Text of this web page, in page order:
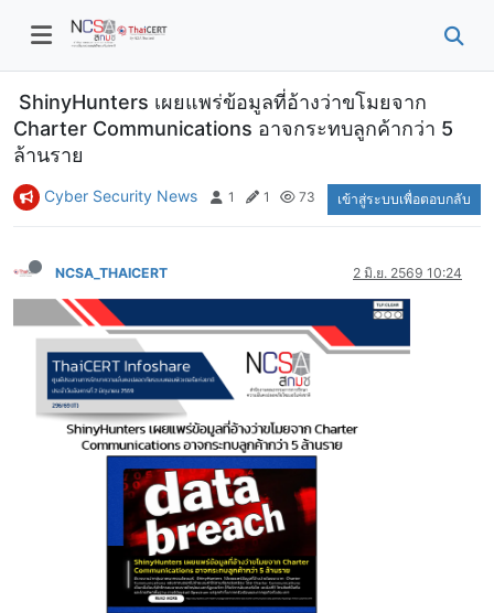
ShinyHunters เผยแพร่ข้อมูลที่อ้างว่าขโมยจาก
Charter Communications อาจกระทบลูกค้ากว่า 5
ล้านราย
Cyber Security News 1 1 73 เข้าสู่ระบบเพื่อตอบกลับ
NCSA_THAICERT 2 มิ.ย. 2569 10:24